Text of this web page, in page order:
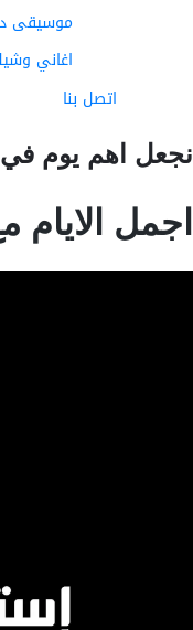
موسيقى
اغاني
اتصل بنا
اهم يوم في
الايام مع